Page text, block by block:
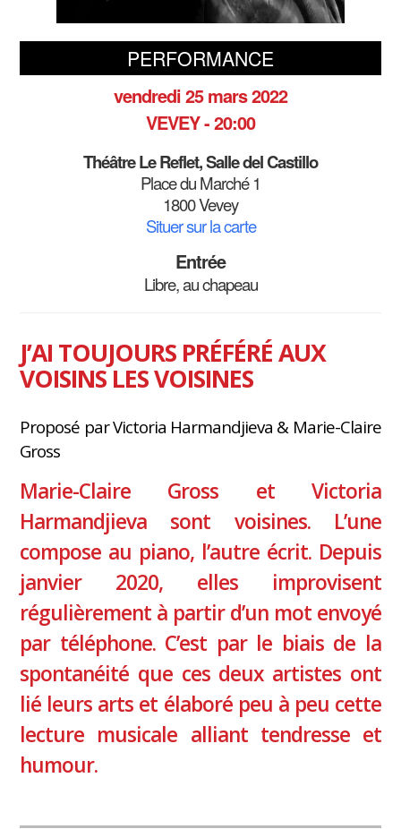
PERFORMANCE
vendredi 25 mars 2022
VEVEY - 20:00
Théâtre Le Reflet, Salle del Castillo
Place du Marché 1
1800 Vevey
Situer sur la carte
Entrée
Libre, au chapeau
J’AI TOUJOURS PRÉFÉRÉ AUX
VOISINS LES VOISINES
Proposé par Victoria Harmandjieva & Marie-Claire
Gross
Marie-Claire Gross et Victoria
Harmandjieva sont voisines. L’une
compose au piano, l’autre écrit. Depuis
janvier 2020, elles improvisent
régulièrement à partir d’un mot envoyé
par téléphone. C’est par le biais de la
spontanéité que ces deux artistes ont
lié leurs arts et élaboré peu à peu cette
lecture musicale alliant tendresse et
humour.